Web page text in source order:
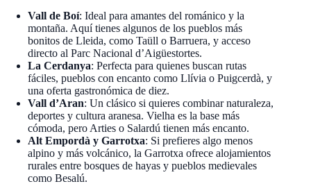
Vall de Boí: Ideal para amantes del románico y la
montaña. Aquí tienes algunos de los pueblos más
bonitos de Lleida, como Taüll o Barruera, y acceso
directo al Parc Nacional d’Aigüestortes.
La Cerdanya: Perfecta para quienes buscan rutas
fáciles, pueblos con encanto como Llívia o Puigcerdà, y
una oferta gastronómica de diez.
Vall d’Aran: Un clásico si quieres combinar naturaleza,
deportes y cultura aranesa. Vielha es la base más
cómoda, pero Arties o Salardú tienen más encanto.
Alt Empordà y Garrotxa: Si prefieres algo menos
alpino y más volcánico, la Garrotxa ofrece alojamientos
rurales entre bosques de hayas y pueblos medievales
como Besalú.